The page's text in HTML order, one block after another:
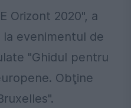
Orizont 2020", a
la evenimentul de
"Ghidul pentru
Obţine